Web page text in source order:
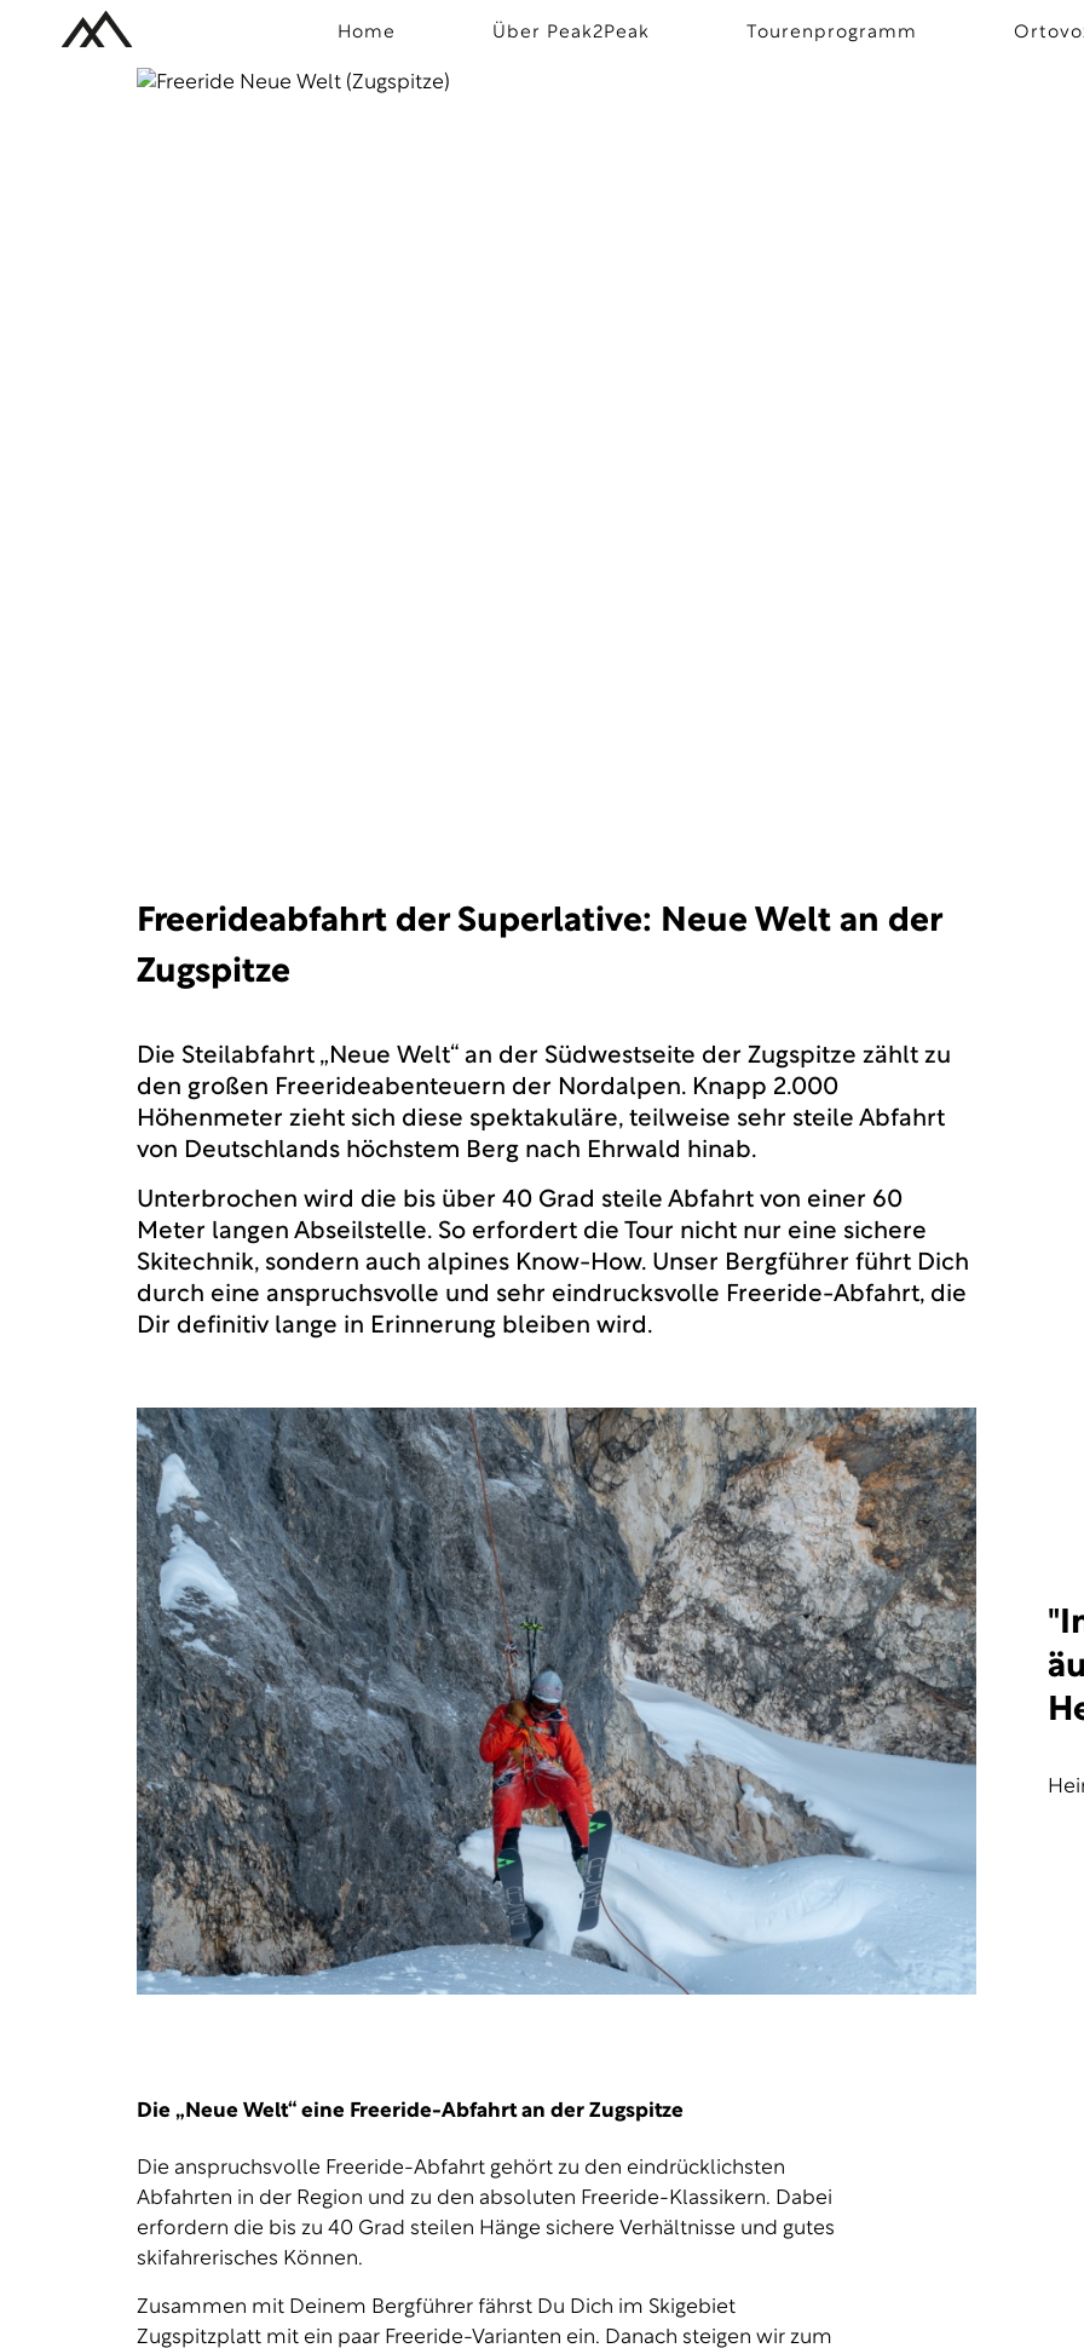
Freerideabfahrt der Superlative: Neue Welt an der
Zugspitze
Die Steilabfahrt „Neue Welt“ an der Südwestseite der Zugspitze zählt zu
den großen Freerideabenteuern der Nordalpen. Knapp 2.000
Höhenmeter zieht sich diese spektakuläre, teilweise sehr steile Abfahrt
von Deutschlands höchstem Berg nach Ehrwald hinab.
Unterbrochen wird die bis über 40 Grad steile Abfahrt von einer 60
Meter langen Abseilstelle. So erfordert die Tour nicht nur eine sichere
Skitechnik, sondern auch alpines Know-How. Unser Bergführer führt Dich
durch eine anspruchsvolle und sehr eindrucksvolle Freeride-Abfahrt, die
Dir definitiv lange in Erinnerung bleiben wird.
Die „Neue Welt“ eine Freeride-Abfahrt an der Zugspitze
Die anspruchsvolle Freeride-Abfahrt gehört zu den eindrücklichsten
Abfahrten in der Region und zu den absoluten Freeride-Klassikern. Dabei
erfordern die bis zu 40 Grad steilen Hänge sichere Verhältnisse und gutes
skifahrerisches Können.
Zusammen mit Deinem Bergführer fährst Du Dich im Skigebiet
Zugspitzplatt mit ein paar Freeride-Varianten ein. Danach steigen wir zum
Home Über Peak2Peak Tourenprogramm